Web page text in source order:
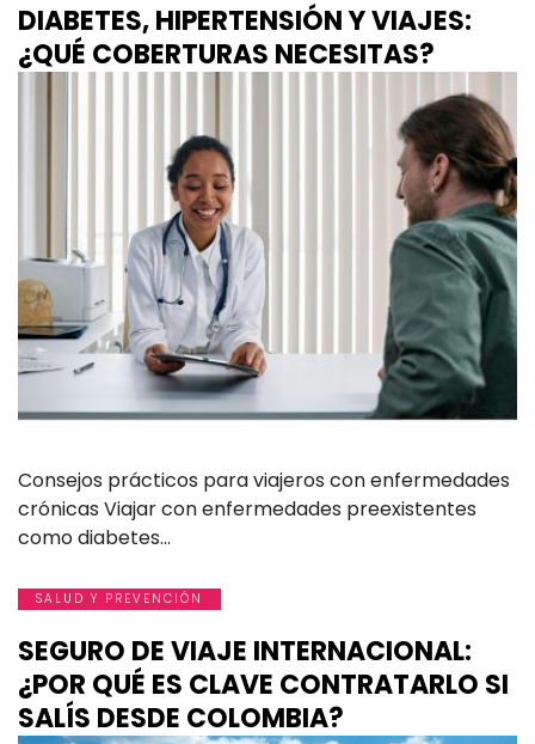
DIABETES, HIPERTENSIÓN Y VIAJES:
¿QUÉ COBERTURAS NECESITAS?
Consejos prácticos para viajeros con enfermedades
crónicas Viajar con enfermedades preexistentes
como diabetes…
SALUD Y PREVENCIÓN
SEGURO DE VIAJE INTERNACIONAL:
¿POR QUÉ ES CLAVE CONTRATARLO SI
SALÍS DESDE COLOMBIA?